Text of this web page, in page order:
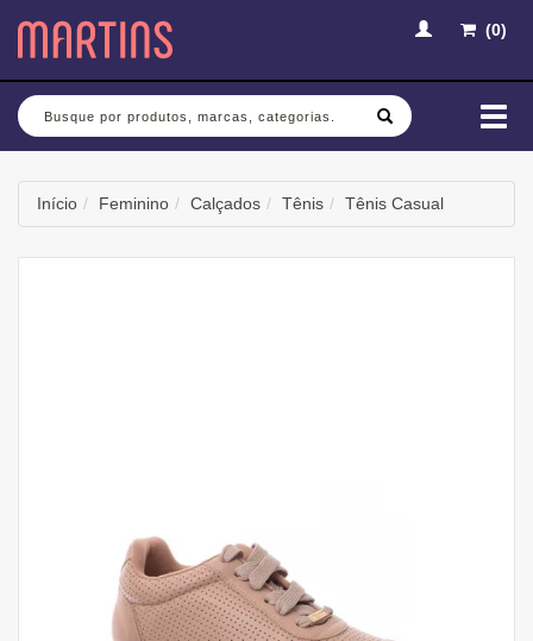
(0)
Busca
Início Feminino Calçados Tênis Tênis Casual